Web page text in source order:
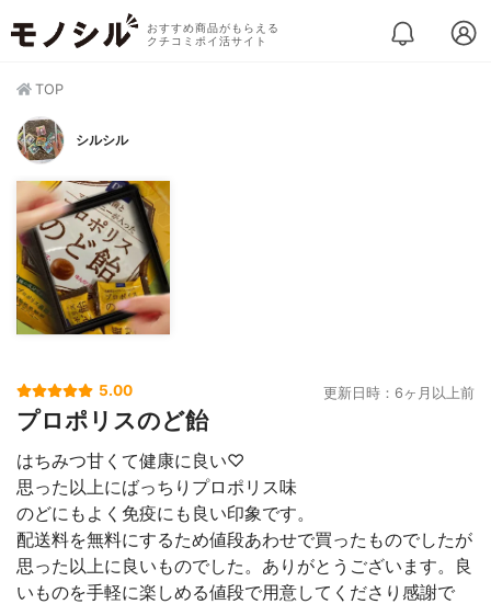
おすすめ商品がもらえる
クチコミポイ活サイト
TOP
シルシル
5.00 更新日時：6ヶ月以上前
プロポリスのど飴
はちみつ甘くて健康に良い♡
思った以上にばっちりプロポリス味
のどにもよく免疫にも良い印象です。
配送料を無料にするため値段あわせで買ったものでしたが
思った以上に良いものでした。ありがとうございます。良
いものを手軽に楽しめる値段で用意してくださり感謝で